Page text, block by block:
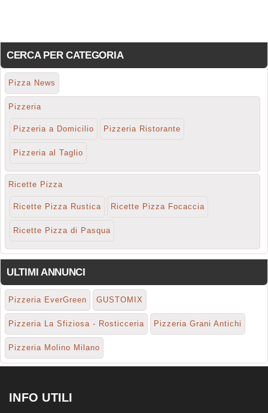
CERCA PER CATEGORIA
Pizza News
Pizzeria
Pizzeria a Domicilio Pizzeria Ristorante
Pizzeria al Taglio
Ricette Pizza
Ricette Pizza Rustica Ricette Pizza Focaccia
Ricette Pizza di Pasqua
ULTIMI ANNUNCI
Pizzeria EverGreen GUSTOMIX
Pizzeria La Sfiziosa - Rosticceria Pizzeria Grani Antichi
Pizzeria Molino Milano
INFO UTILI